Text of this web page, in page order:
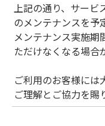
上記の通り、サービ
のメンテナンスを予
メンテナンス実施期
ただけなくなる場合
ご利用のお客様には
ご理解とご協力を賜